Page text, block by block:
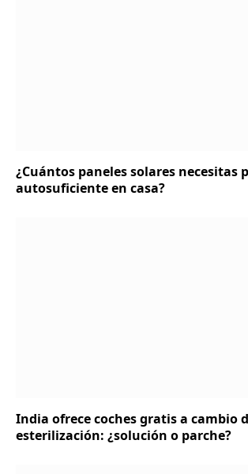
¿Cuántos paneles solares necesitas
autosuficiente en casa?
India ofrece coches gratis a cambio
esterilización: ¿solución o parche?